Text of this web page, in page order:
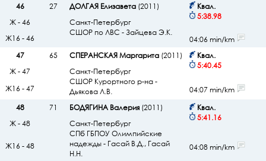
46
27 ДОЛГАЯ Елизавета(2011)
Санкт-Петербург
СШОР по ЛВС - Зайцева Э.К.
Квал.
5:38.98
Ж - 46
Ж16 - 46
04:06 min/km
47
65 СПЕРАНСКАЯ Маргарита(2011)
Санкт-Петербург
СШОР Курортного р-на -
Дьякова Л.В.
Квал.
5:40.45
Ж - 47
Ж16 - 47
04:07 min/km
48
71 БОДЯГИНА Валерия(2011)
Санкт-Петербург
СПб ГБПОУ Олимпийские
надежды - Гасай В.Д., Гасай
Н.Н.
Квал.
5:41.16
Ж - 48
Ж16 - 48 04:08 min/km